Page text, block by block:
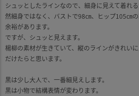
シュッとしたラインなので、細身に見えて着れ
然細身ではなく、バストで98㎝、ヒップ105㎝
余裕があります。
ですが、シュッと見えます。
楊柳の素材が生きていて、縦のラインがきれい
だけたらと思います。
黒は少し大人で、一番細見えします。
黒は小物で結構表情が変わります。